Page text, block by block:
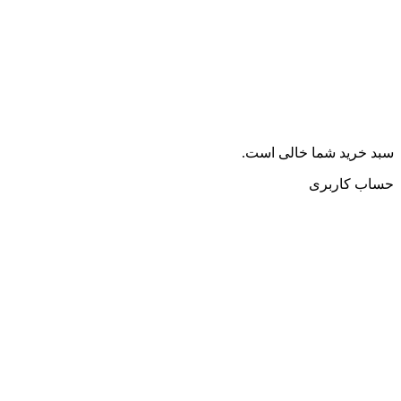
سبد خرید شما خالی است.
حساب کاربری